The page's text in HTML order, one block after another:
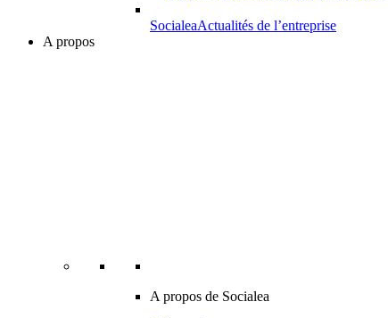
SocialeaActualités de l’entreprise
A propos
A propos de Socialea